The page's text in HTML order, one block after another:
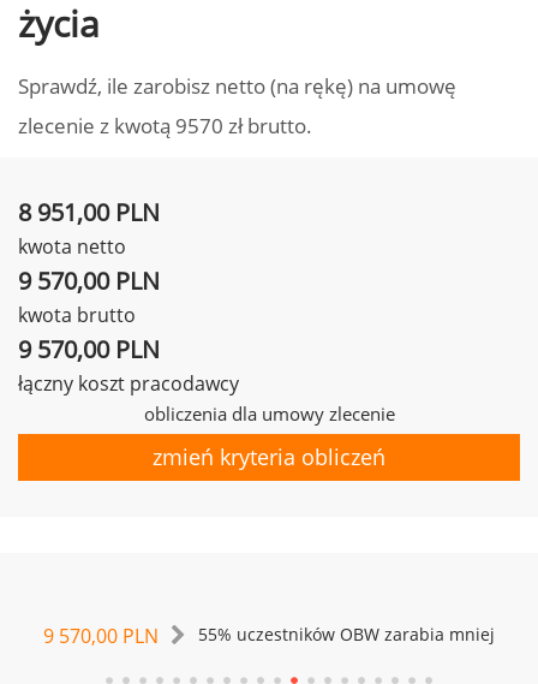
życia
Sprawdź, ile zarobisz netto (na rękę) na umowę
zlecenie z kwotą 9570 zł brutto.
8 951,00 PLN
kwota netto
9 570,00 PLN
kwota brutto
9 570,00 PLN
łączny koszt pracodawcy
obliczenia dla umowy zlecenie
zmień kryteria obliczeń
9 570,00 PLN 55% uczestników OBW zarabia mniej